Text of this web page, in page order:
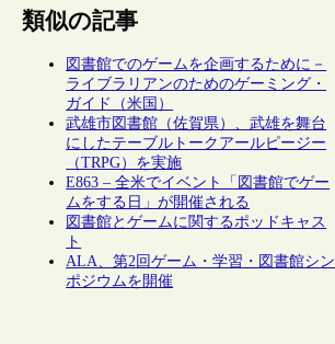
類似の記事
図書館でのゲームを企画するために－
ライブラリアンのためのゲーミング・
ガイド（米国）
武雄市図書館（佐賀県）、武雄を舞台
にしたテーブルトークアールピージー
（TRPG）を実施
E863 – 全米でイベント「図書館でゲー
ムをする日」が開催される
図書館とゲームに関するポッドキャス
ト
ALA、第2回ゲーム・学習・図書館シン
ポジウムを開催